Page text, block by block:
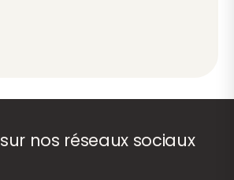
nos réseaux sociaux